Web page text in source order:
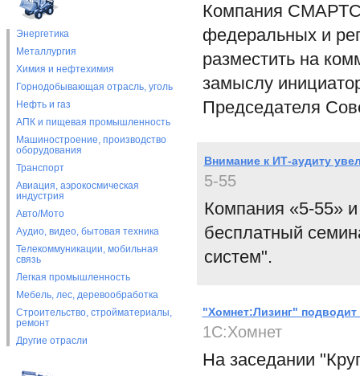
Энергетика
Металлургия
Химия и нефтехимия
Горнодобывающая отрасль, уголь
Нефть и газ
АПК и пищевая промышленность
Машиностроение, производство
оборудования
Транспорт
Авиация, аэрокосмическая
индустрия
Авто/Мото
Аудио, видео, бытовая техника
Телекоммуникации, мобильная
связь
Легкая промышленность
Мебель, лес, деревообработка
Строительство, стройматериалы,
ремонт
Другие отрасли
Компания СМАРТС
федеральных и
разместить на
замыслу
Председателя
Внимание к ИТ-аудиту
5-55
Компания «5-55»
бесплатный
систем".
"Хомнет:Лизинг" подводит
1С:Хомнет
На заседании